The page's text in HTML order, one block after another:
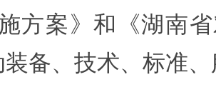
方案》和《湖南
装备、技术、标准